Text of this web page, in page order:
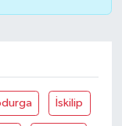
İskilip